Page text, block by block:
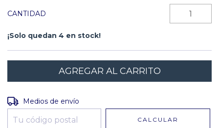
CANTIDAD
¡Solo quedan 4 en stock!
Entregas para el CP:
Medios de envío
CALCULAR